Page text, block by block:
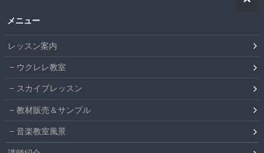
メニュー
レッスン案内
ウクレレ教室
スカイプレッスン
教材販売＆サンプル
音楽教室風景